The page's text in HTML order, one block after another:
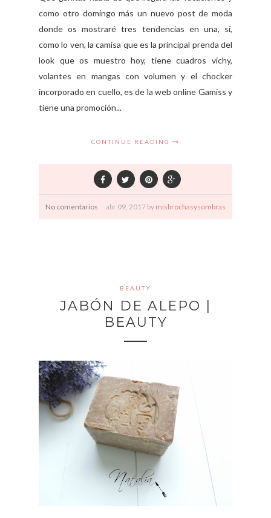
como otro domingo más un nuevo post de moda
donde os mostraré tres tendencias en una, sí,
como lo ven, la camisa que es la principal prenda del
look que os muestro hoy, tiene cuadros vichy,
volantes en mangas con volumen y el chocker
incorporado en cuello, es de la web online Gamiss y
tiene una promoción...
CONTINUE READING
No comentarios abr 09, 2017 by misbrochasysombras
BEAUTY
JABÓN DE ALEPO |
BEAUTY